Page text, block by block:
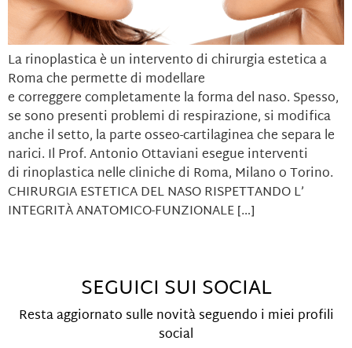
La rinoplastica è un intervento di chirurgia estetica a
Roma che permette di modellare
e correggere completamente la forma del naso. Spesso,
se sono presenti problemi di respirazione, si modifica
anche il setto, la parte osseo-cartilaginea che separa le
narici. Il Prof. Antonio Ottaviani esegue interventi
di rinoplastica nelle cliniche di Roma, Milano o Torino.
CHIRURGIA ESTETICA DEL NASO RISPETTANDO L’
INTEGRITÀ ANATOMICO-FUNZIONALE […]
SEGUICI SUI SOCIAL
Resta aggiornato sulle novità seguendo i miei profili
social